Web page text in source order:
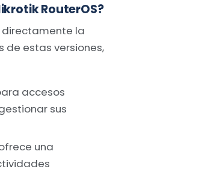
RouterOS?
directamente la
de estas versiones,
accesos
sus
una